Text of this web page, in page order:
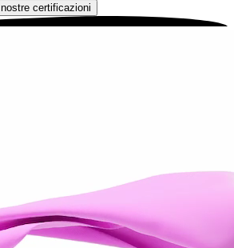
certificazioni